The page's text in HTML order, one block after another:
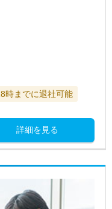
時までに退社可能
詳細を見る